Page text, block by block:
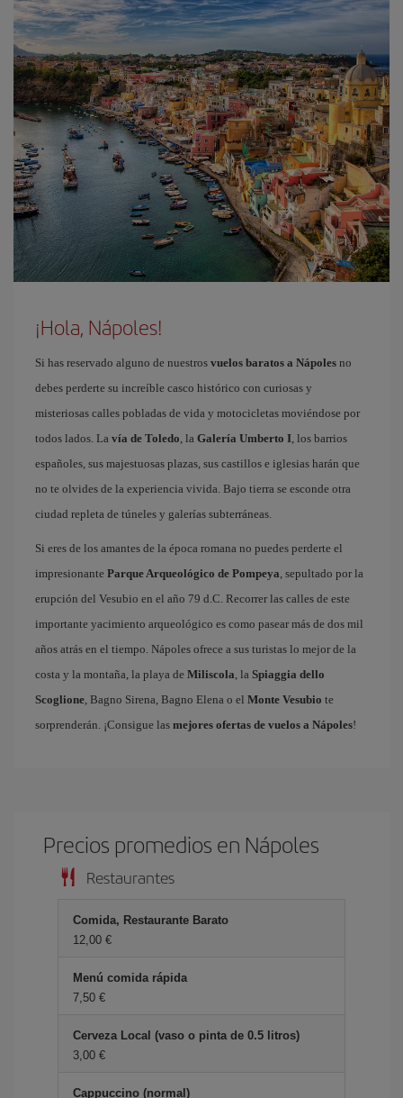
¡Hola, Nápoles!
Si has reservado alguno de nuestros vuelos baratos a Nápoles no
debes perderte su increíble casco histórico con curiosas y
misteriosas calles pobladas de vida y motocicletas moviéndose por
todos lados. La vía de Toledo, la Galería Umberto I, los barrios
españoles, sus majestuosas plazas, sus castillos e iglesias harán que
no te olvides de la experiencia vivida. Bajo tierra se esconde otra
ciudad repleta de túneles y galerías subterráneas.
Si eres de los amantes de la época romana no puedes perderte el
impresionante Parque Arqueológico de Pompeya, sepultado por la
erupción del Vesubio en el año 79 d.C. Recorrer las calles de este
importante yacimiento arqueológico es como pasear más de dos mil
años atrás en el tiempo. Nápoles ofrece a sus turistas lo mejor de la
costa y la montaña, la playa de Miliscola, la Spiaggia dello
Scoglione, Bagno Sirena, Bagno Elena o el Monte Vesubio te
sorprenderán. ¡Consigue las mejores ofertas de vuelos a Nápoles!
Precios promedios en Nápoles
Restaurantes
Comida, Restaurante Barato
12,00 €
Menú comida rápida
7,50 €
Cerveza Local (vaso o pinta de 0.5 litros)
3,00 €
Cappuccino (normal)